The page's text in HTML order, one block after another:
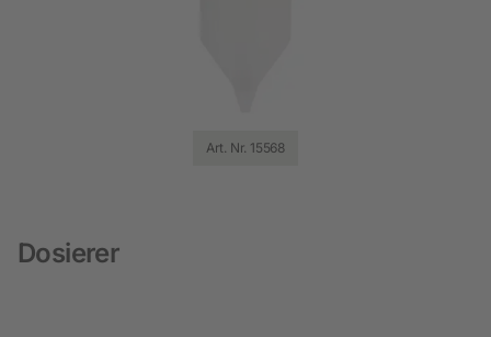
Art. Nr. 15568
Dosierer